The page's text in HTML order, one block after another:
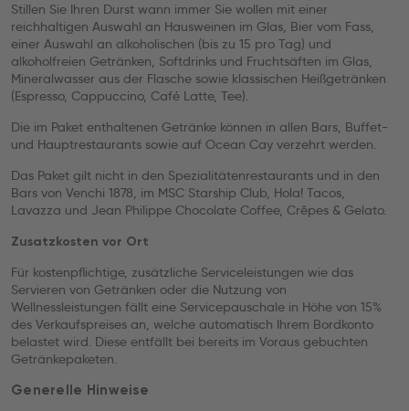
Stillen Sie Ihren Durst wann immer Sie wollen mit einer
reichhaltigen Auswahl an Hausweinen im Glas, Bier vom Fass,
einer Auswahl an alkoholischen (bis zu 15 pro Tag) und
alkoholfreien Getränken, Softdrinks und Fruchtsäften im Glas,
Mineralwasser aus der Flasche sowie klassischen Heißgetränken
(Espresso, Cappuccino, Café Latte, Tee).
Die im Paket enthaltenen Getränke können in allen Bars, Buffet-
und Hauptrestaurants sowie auf Ocean Cay verzehrt werden.
Das Paket gilt nicht in den Spezialitätenrestaurants und in den
Bars von Venchi 1878, im MSC Starship Club, Hola! Tacos,
Lavazza und Jean Philippe Chocolate Coffee, Crêpes & Gelato.
Zusatzkosten vor Ort
Für kostenpflichtige, zusätzliche Serviceleistungen wie das
Servieren von Getränken oder die Nutzung von
Wellnessleistungen fällt eine Servicepauschale in Höhe von 15%
des Verkaufspreises an, welche automatisch Ihrem Bordkonto
belastet wird. Diese entfällt bei bereits im Voraus gebuchten
Getränkepaketen.
Generelle Hinweise